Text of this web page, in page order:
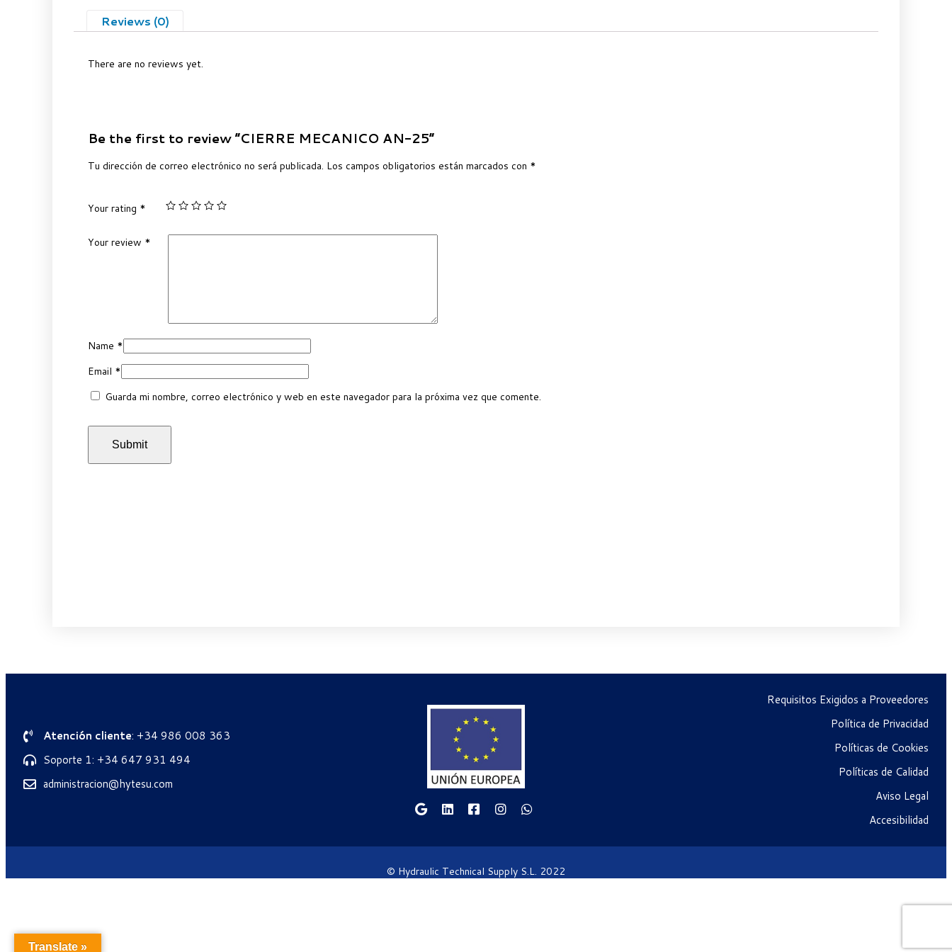
Reviews (0)
There are no reviews yet.
Be the first to review “CIERRE MECANICO AN-25”
Tu dirección de correo electrónico no será publicada. Los campos obligatorios están marcados con *
Your rating *
Your review *
Name *
Email *
Guarda mi nombre, correo electrónico y web en este navegador para la próxima vez que comente.
Atención cliente: +34 986 008 363
Soporte 1: +34 647 931 494
administracion@hytesu.com
Requisitos Exigidos a Proveedores
Política de Privacidad
Políticas de Cookies
Políticas de Calidad
Aviso Legal
Accesibilidad
© Hydraulic Technical Supply S.L. 2022
Translate »